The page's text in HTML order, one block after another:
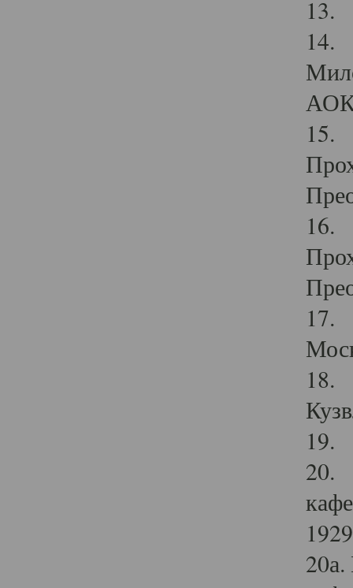
13.
14.
15.
16.
17.
18.
19.
20.